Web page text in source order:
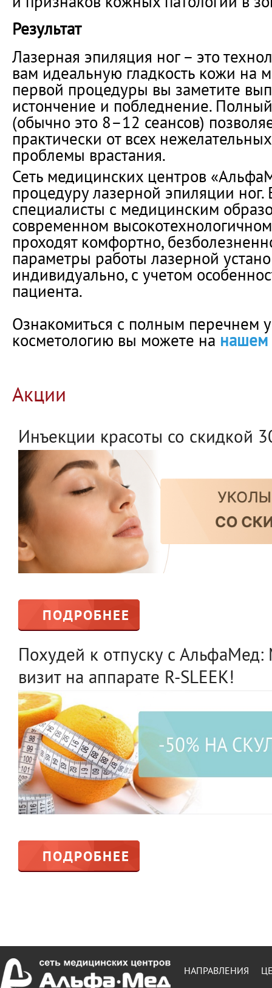
Результат
Лазерная эпиляция ног – это
вам идеальную гладкость кожи на
первой процедуры вы заметите
истончение и побледнение.
(обычно это 8–12 сеансов)
практически от всех
проблемы врастания.
Сеть медицинских центров
процедуру лазерной эпиляции ног.
специалисты с медицинским
современном
проходят комфортно,
параметры работы лазерной
индивидуально, с учетом
пациента.
Ознакомиться с полным перечнем
косметологию вы можете на нашем
Акции
Инъекции красоты со скидкой
ПОДРОБНЕЕ
Похудей к отпуску с
визит на аппарате R-SLEEK!
ПОДРОБНЕЕ
НАПРАВЛЕНИЯ